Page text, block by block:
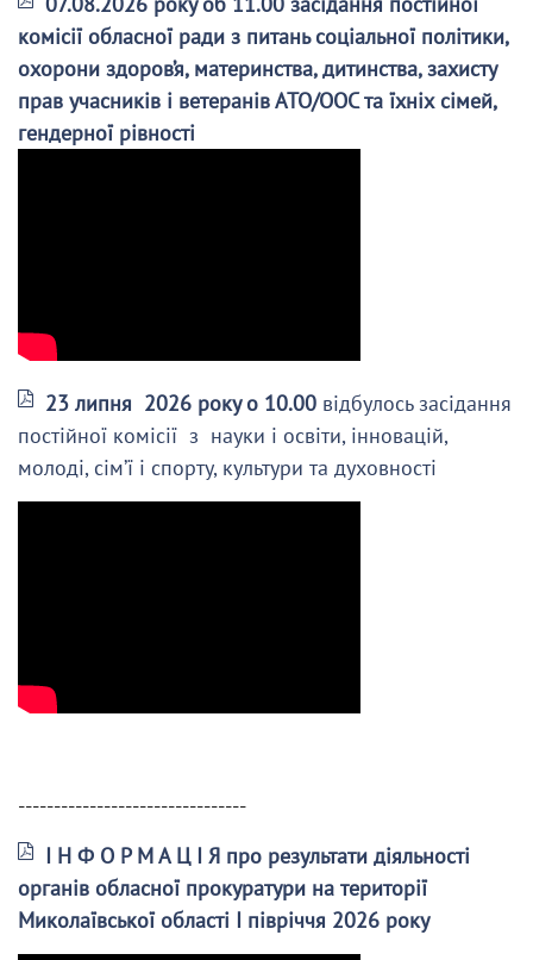
комісії обласної ради з питань соціальної політики,
охорони здоров’я, материнства, дитинства, захисту
прав учасників і ветеранів АТО/ООС та їхніх сімей,
гендерної рівності
23 липня 2026 року о 10.00 відбулось засідання
постійної комісії з науки і освіти, інновацій,
молоді, сім’ї і спорту, культури та духовності
--------------------------------
І Н Ф О Р М А Ц І Я про результати діяльності
органів обласної прокуратури на території
Миколаївської області І півріччя 2026 року